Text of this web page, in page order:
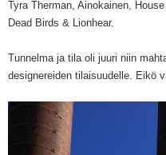
Tyra Therman, Ainokainen,
Dead Birds & Lionhear.
Tunnelma ja tila oli juuri niin
designereiden tilaisuudelle. Eikö